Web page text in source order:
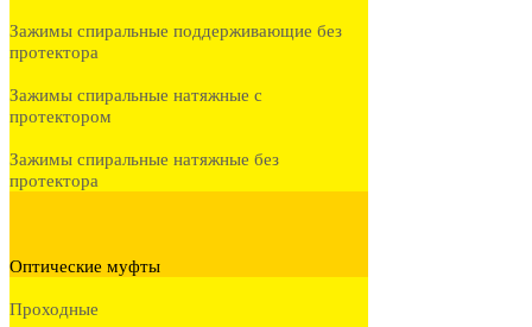
Зажимы спиральные поддерживающие без
протектора
Зажимы спиральные натяжные с
протектором
Зажимы спиральные натяжные без
протектора
Оптические муфты
Проходные